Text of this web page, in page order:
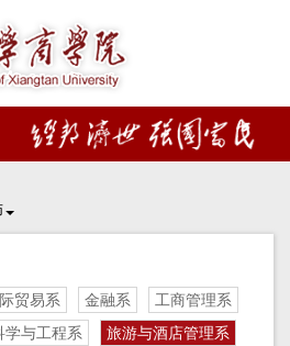
贸易系 金融系
工商管理系
学与工程系
旅游与酒店管理系